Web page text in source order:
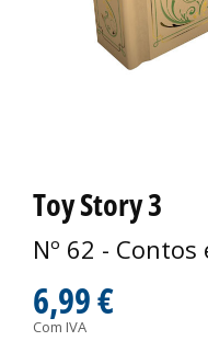
Toy Story 3
Nº 62 -
6,99 €
Com IVA